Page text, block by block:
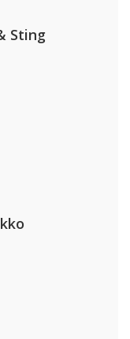
Sting